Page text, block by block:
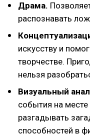
Драма.
распознавать
искусству и
творчестве.
нельзя
Визуальный
события на месте
разгадывать
способностей в